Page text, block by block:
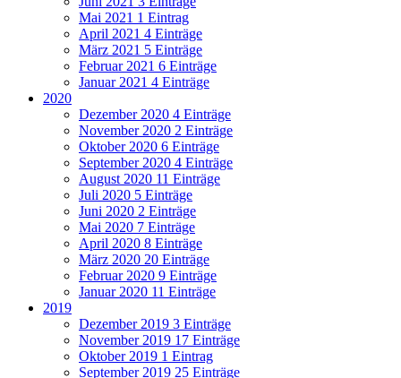
Mai 2021 1 Eintrag
April 2021 4 Einträge
März 2021 5 Einträge
Februar 2021 6 Einträge
Januar 2021 4 Einträge
2020
Dezember 2020 4 Einträge
November 2020 2 Einträge
Oktober 2020 6 Einträge
September 2020 4 Einträge
August 2020 11 Einträge
Juli 2020 5 Einträge
Juni 2020 2 Einträge
Mai 2020 7 Einträge
April 2020 8 Einträge
März 2020 20 Einträge
Februar 2020 9 Einträge
Januar 2020 11 Einträge
2019
Dezember 2019 3 Einträge
November 2019 17 Einträge
Oktober 2019 1 Eintrag
September 2019 25 Einträge